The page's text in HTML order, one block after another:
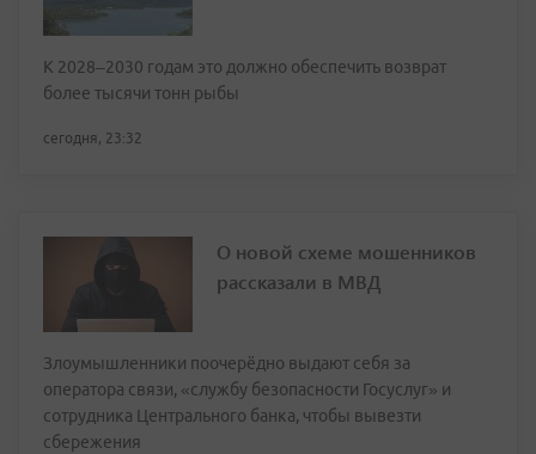
К 2028–2030 годам это должно обеспечить возврат
более тысячи тонн рыбы
сегодня, 23:32
О новой схеме мошенников
рассказали в МВД
Злоумышленники поочерёдно выдают себя за
оператора связи, «службу безопасности Госуслуг» и
сотрудника Центрального банка, чтобы вывезти
сбережения